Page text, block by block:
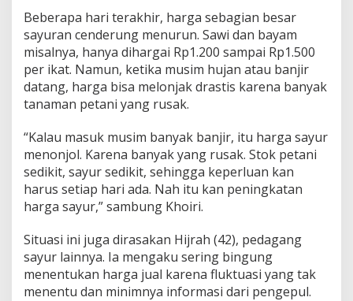
Beberapa hari terakhir, harga sebagian besar
sayuran cenderung menurun. Sawi dan bayam
misalnya, hanya dihargai Rp1.200 sampai Rp1.500
per ikat. Namun, ketika musim hujan atau banjir
datang, harga bisa melonjak drastis karena banyak
tanaman petani yang rusak.
“Kalau masuk musim banyak banjir, itu harga sayur
menonjol. Karena banyak yang rusak. Stok petani
sedikit, sayur sedikit, sehingga keperluan kan
harus setiap hari ada. Nah itu kan peningkatan
harga sayur,” sambung Khoiri.
Situasi ini juga dirasakan Hijrah (42), pedagang
sayur lainnya. Ia mengaku sering bingung
menentukan harga jual karena fluktuasi yang tak
menentu dan minimnya informasi dari pengepul.